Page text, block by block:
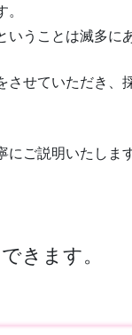
いうことは滅多に
せていただき
にご説明いたしま
きます。